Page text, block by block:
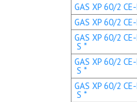
GAS XP 60/2
GAS XP 60/2
GAS XP 60/2
S *
GAS XP 60/2
S *
GAS XP 60/2
S *